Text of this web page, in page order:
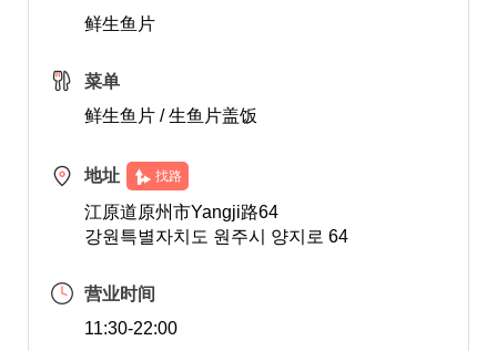
鲜生鱼片
菜单
鲜生鱼片 / 生鱼片盖饭
地址 找路
江原道原州市Yangji路64
강원특별자치도 원주시 양지로 64
营业时间
11:30-22:00